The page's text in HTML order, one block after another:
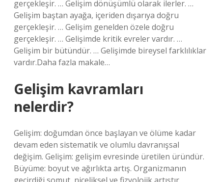
gerçekleşir. … Gelişim dönüşümlü olarak ilerler. …
Gelişim baştan ayağa, içeriden dışarıya doğru
gerçekleşir. … Gelişim genelden özele doğru
gerçekleşir. … Gelişimde kritik evreler vardır. …
Gelişim bir bütündür. … Gelişimde bireysel farklılıklar
vardır.Daha fazla makale…
Gelişim kavramları
nelerdir?
Gelişim: doğumdan önce başlayan ve ölüme kadar
devam eden sistematik ve olumlu davranışsal
değişim. Gelişim: gelişim evresinde üretilen üründür.
Büyüme: boyut ve ağırlıkta artış. Organizmanın